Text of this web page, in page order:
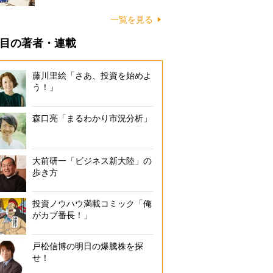
一覧を見る
の著者・連載
藤川里絵「さあ、投資を始めよ
う！」
森口亮「まるわかり市況分析」
大前研一「ビジネス新大陸」の
歩き方
投資ノウハウ満載コミック「俺
がカブ番長！」
戸松信博の明日の爆騰株を探
せ！